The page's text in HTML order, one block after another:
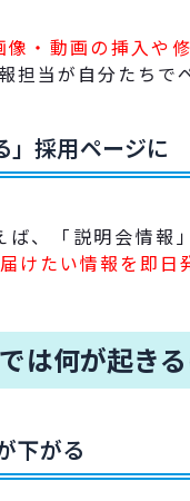
像・動画の挿入や
担当が自分たちで
」採用ページに
、「説明会情
けたい情報を即日
は何が起き
下がる